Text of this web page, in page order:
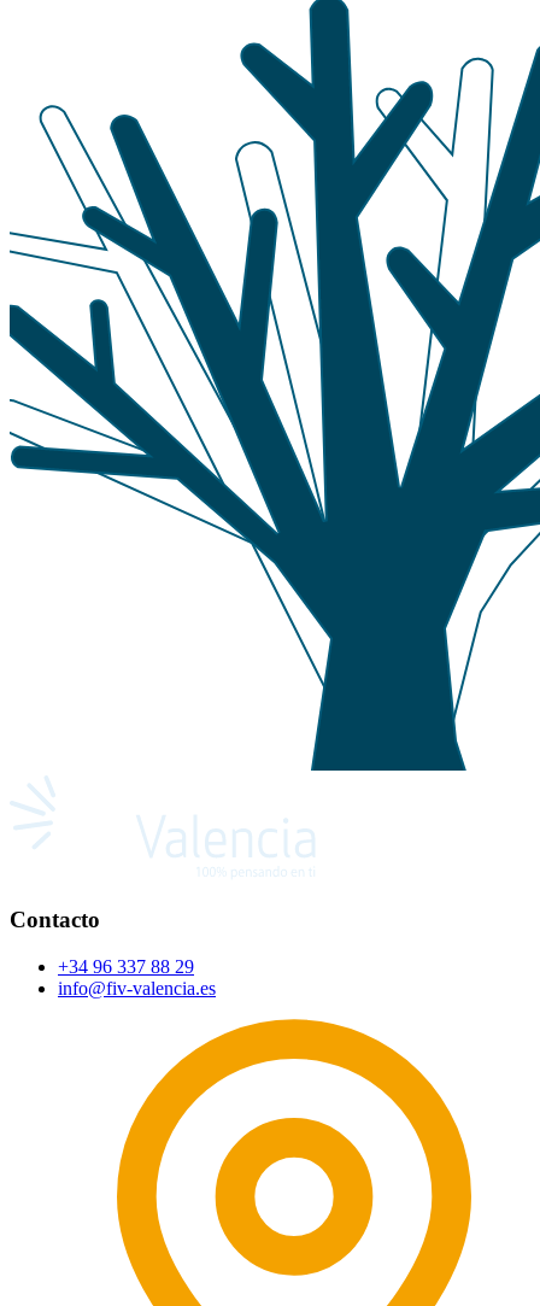
Contacto
+34 96 337 88 29
info@fiv-valencia.es